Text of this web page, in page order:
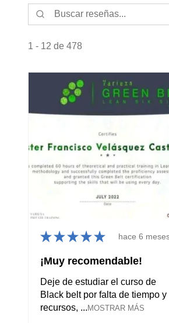
1 - 12 de 478
★ ★ ★ ★ ★ hace 6
¡Muy recomendable!
Deje de estudiar el curso de
Black belt por falta de tiempo y
recursos, ... MOSTRAR MÁS